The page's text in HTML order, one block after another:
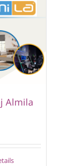
Almila